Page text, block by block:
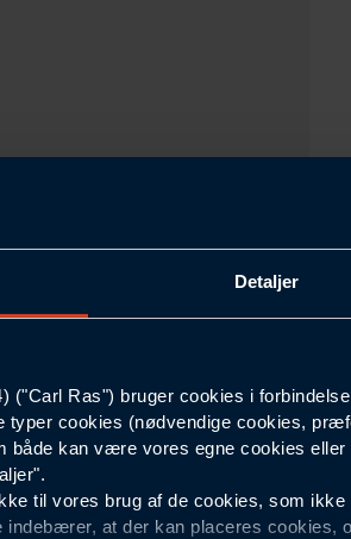
Detaljer
("Carl Ras") bruger cookies i
typer cookies (nødvendige cookies,
både kan være vores egne cookies
til vores brug af de cookies, som
indebærer, at der kan placeres cookies,